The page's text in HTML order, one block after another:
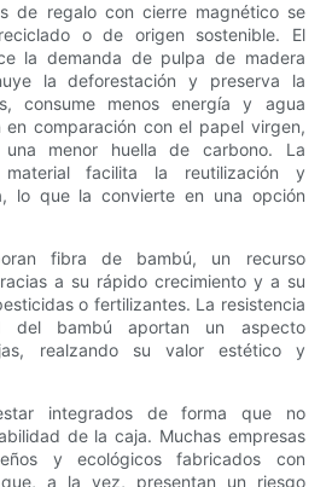
de regalo con cierre magnético se
o de origen sostenible. El
la demanda de pulpa de madera
la deforestación y preserva la
consume menos energía y agua
comparación con el papel virgen,
menor huella de carbono. La
facilita la reutilización y
lo que la convierte en una opción
fibra de bambú, un recurso
a su rápido crecimiento y a su
o fertilizantes. La resistencia
bambú aportan un aspecto
realzando su valor estético y
integrados de forma que no
de la caja. Muchas empresas
y ecológicos fabricados con
que, a la vez, presentan un riesgo